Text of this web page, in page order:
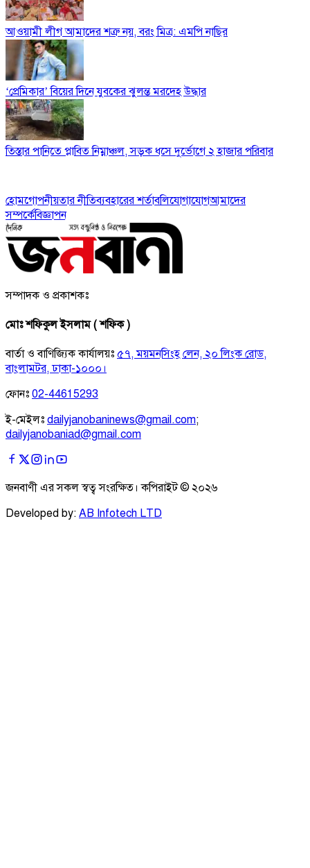
আওয়ামী লীগ আমাদের শত্রু নয়, বরং মিত্র: এমপি নাছির
‘প্রেমিকার’ বিয়ের দিনে যুবকের ঝুলন্ত মরদেহ উদ্ধার
তিস্তার পানিতে প্লাবিত নিম্নাঞ্চল, সড়ক ধসে দুর্ভোগে ২ হাজার পরিবার
হোমগোপনীয়তার নীতিব্যবহারের শর্তাবলিযোগাযোগআমাদের
সম্পর্কেবিজ্ঞাপন
সম্পাদক ও প্রকাশকঃ
মোঃ শফিকুল ইসলাম ( শফিক )
বার্তা ও বাণিজ্যিক কার্যালয়ঃ ৫৭, ময়মনসিংহ লেন, ২০ লিংক রোড,
বাংলামটর, ঢাকা-১০০০।
ফোনঃ 02-44615293
ই-মেইলঃ dailyjanobaninews@gmail.com;
dailyjanobaniad@gmail.com
জনবাণী এর সকল স্বত্ব সংরক্ষিত। কপিরাইট © ২০২৬
Developed by: AB Infotech LTD